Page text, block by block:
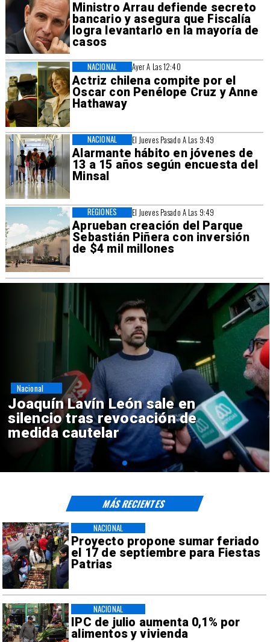
Ministro Arrau defiende secreto
bancario y asegura que Fiscalía
logra levantarlo en la mayoría de
casos
Ayer A Las 12:40
Actriz chilena compite por el
Oscar con Penélope Cruz y Anne
Hathaway
NACIONAL
El Jueves Pasado A Las 9:49
Alarmante hábito en jóvenes de
13 a 15 años según encuesta del
Minsal
NACIONAL
El Jueves Pasado A Las 9:49
Aprueban creación del Parque
Sebastián Piñera con inversión
de $4 mil millones
REGIONES
Chile y Venezuela formalizan
reinicio de relaciones
consulares
Nacional
Proyecto propone sumar feriado
el 17 de septiembre para Fiestas
Patrias
NACIONAL
IPC de julio aumenta 0,1% por
alimentos y vivienda
NACIONAL
MÁS RECIENTES